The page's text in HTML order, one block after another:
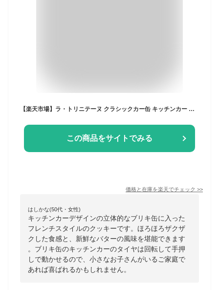
【楽天市場】ラ・トリニテーヌ クラシックカー缶 キッチンカー マルセル缶 ティン缶入り おしゃれ お菓子 クッキー缶 シトロエン Hトラック La Trinitaine かわいい レトロ おもちゃ 車 ヨーロッパ フランス土産 手土産 ビスケット ギフト プレゼント FD331：MONTAGNE. 楽天市場店
この商品をサイトでみる
価格と在庫を楽天でチェック >>
はしかな(50代・女性)
キッチンカーデザインの立体的なブリキ缶に入った
フレンチスタイルのクッキーです。ほろほろザクザ
クした食感と、新鮮なバターの風味を堪能できます
。ブリキ缶のキッチンカーのタイヤは回転して手押
しで動かせるので、小さなお子さんがいるご家庭で
あれば喜ばれるかもしれません。